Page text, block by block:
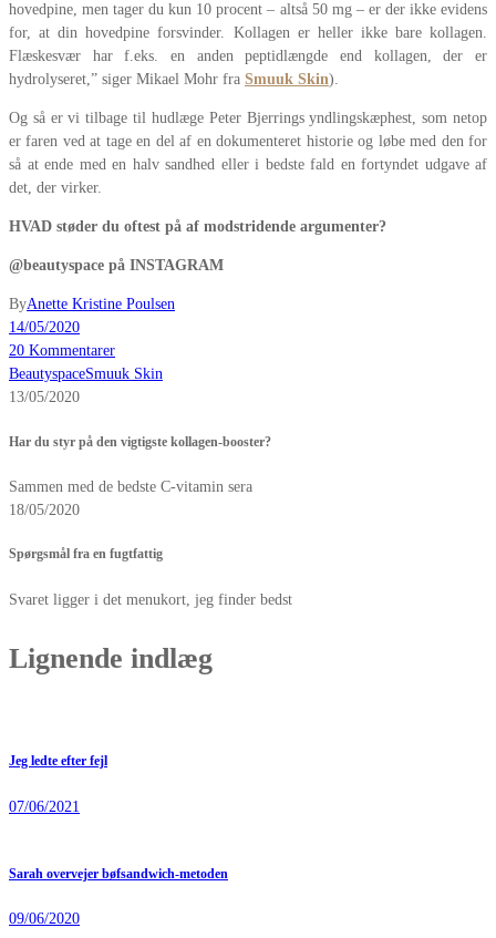
hovedpine, men tager du kun 10 procent – altså 50 mg – er der ikke evidens
for, at din hovedpine forsvinder. Kollagen er heller ikke bare kollagen.
Flæskesvær har f.eks. en anden peptidlængde end kollagen, der er
hydrolyseret,” siger Mikael Mohr fra Smuuk Skin).
Og så er vi tilbage til hudlæge Peter Bjerrings yndlingskæphest, som netop
er faren ved at tage en del af en dokumenteret historie og løbe med den for
så at ende med en halv sandhed eller i bedste fald en fortyndet udgave af
det, der virker.
HVAD støder du oftest på af modstridende argumenter?
@beautyspace på INSTAGRAM
ByAnette Kristine Poulsen
14/05/2020
20 Kommentarer
BeautyspaceSmuuk Skin
13/05/2020
Har du styr på den vigtigste kollagen-booster?
Sammen med de bedste C-vitamin sera
18/05/2020
Spørgsmål fra en fugtfattig
Svaret ligger i det menukort, jeg finder bedst
Lignende indlæg
Jeg ledte efter fejl
07/06/2021
Sarah overvejer bøfsandwich-metoden
09/06/2020